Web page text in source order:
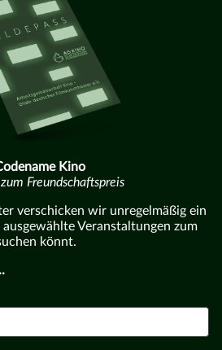
Kino
Freundschaftspreis
verschicken wir unregelmäßig ein
Veranstaltungen zum
könnt.